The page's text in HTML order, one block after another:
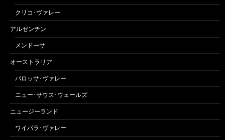
クリコ･ヴァレー
アルゼンチン
メンドーサ
オーストラリア
バロッサ･ヴァレー
ニュー･サウス･ウェールズ
ニュージーランド
ワイパラ･ヴァレー